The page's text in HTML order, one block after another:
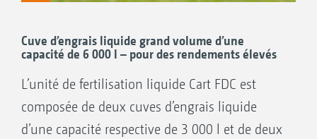
Semoir monograine EDX 9000-TC
Cuve d’engrais liquide grand volume d’une
capacité de 6 000 l – pour des rendements élevés
L’unité de fertilisation liquide Cart FDC est
composée de deux cuves d’engrais liquide
d’une capacité respective de 3 000 l et de deux